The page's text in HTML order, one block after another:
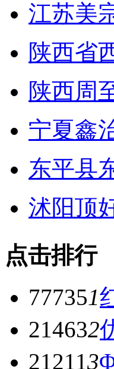
江苏美
陕西省
陕西周
宁夏鑫
东平县
沭阳顶
点击排行
777351
214632
212113